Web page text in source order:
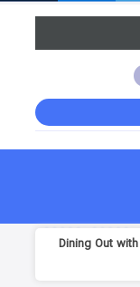
دانلود انیمیشن Dining Out with